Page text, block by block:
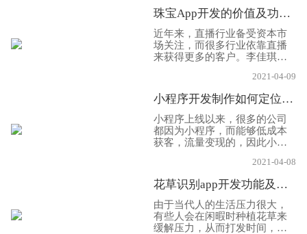
值及功能都有哪些!
们不需要拍很长的队伍，就能
完成订票，还能自由的选择座
位票，那么开发这样一款小程
序需要哪些功能呢?下面小程序
开发公司小编给大家分享一
下，希望给大家帮助!
珠宝App开发的价值及功能都有哪些？
近年来，直播行业备受资本市
场关注，而很多行业依靠直播
来获得更多的客户。李佳琪、
来了更多流量曝光。因此珠宝
首饰的市场越来越大，不少的
珠宝企业也想要搭上互联网的
快车，想要拓展线上的资源，
吸引更多的客户，更好的和客
户进行互动，珠宝app开发有哪
些功能呢?能够给企业带来哪些
好处呢?下面App开发公司小编
大家!
2021-04-09
小程序开发制作如何定位需求
小程序上线以来，很多的公司
都因为小程序，而能够低成本
获客，流量变现的，因此小程
自身也拥有许多的优势，需要
注意的是，小程序开发制作之
前需要确认小程序的开发需
求，做好小程序开发定位，今
天小编就给大家好好的聊聊如
歌做好小程序定位的!
2021-04-08
花草识别app开发功能及价值介绍！
由于当代人的生活压力很大，
有些人会在闲暇时种植花草来
缓解压力，从而打发时间，放